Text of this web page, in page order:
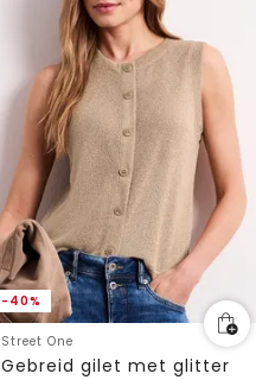
-40%
Street One
Gebreid gilet met glitter